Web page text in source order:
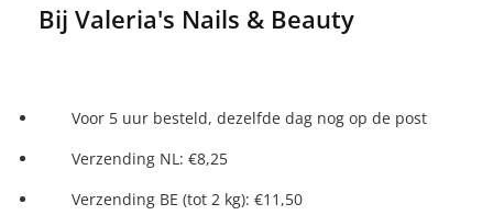
Bij Valeria's Nails & Beauty
Voor 5 uur besteld, dezelfde dag nog op de post
Verzending NL: €8,25
Verzending BE (tot 2 kg): €11,50